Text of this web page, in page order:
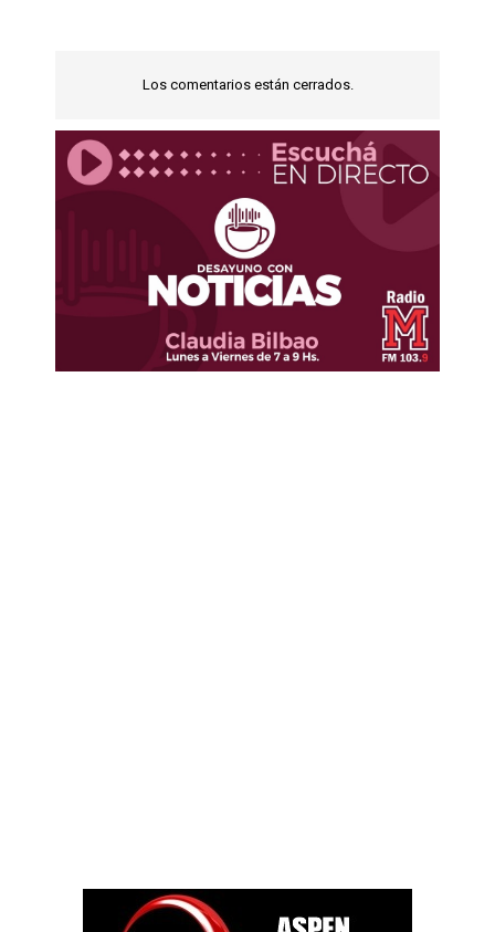
Los comentarios están cerrados.